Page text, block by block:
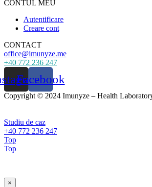
CONTUL MEU
Autentificare
Creare cont
CONTACT
office@imunyze.me
+40 772 236 247
Facebook
Copyright © 2024 Imunyze – Health
Studiu de caz
+40 772 236 247
Top
Top
×